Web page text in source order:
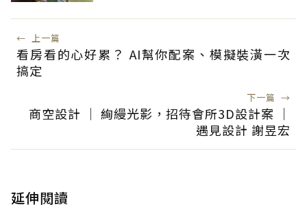
← 上一篇
看房看的心好累？ AI幫你配案、模擬裝潢一次
搞定
下一篇 →
商空設計 │ 絢縵光影，招待會所3D設計案 │
遇見設計 謝昱宏
延伸閱讀